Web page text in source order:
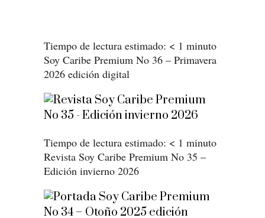
Tiempo de lectura estimado: < 1 minuto
Soy Caribe Premium No 36 – Primavera
2026 edición digital
Tiempo de lectura estimado: < 1 minuto
Revista Soy Caribe Premium No 35 –
Edición invierno 2026